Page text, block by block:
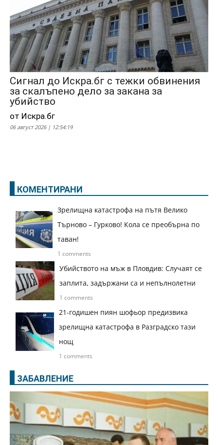
Сигнал до Искра.бг с тежки обвинения
за скалъпено дело за закана за
убийство
от Искра.бг
06 август 2026 | 12:54:19
КОМЕНТИРАНИ
Зрелищна катастрофа на пътя Велико
Търново – Гурково! Кола се преобърна по
таван!
1 comments
Убийството на мъж в Пловдив: Случаят се
заплита, задържани са и непълнолетни
1 comments
21-годишен пиян шофьор предизвика
зрелищна катастрофа в Разградско тази
нощ
1 comments
ЗАБАВЛЕНИЕ